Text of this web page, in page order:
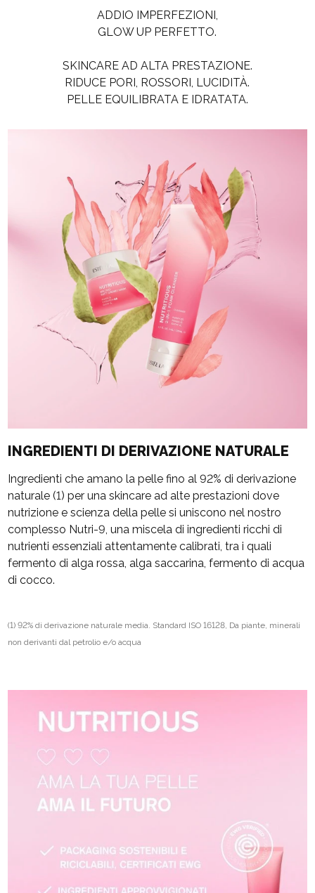
ADDIO IMPERFEZIONI,
GLOW UP PERFETTO.
SKINCARE AD ALTA PRESTAZIONE.
RIDUCE PORI, ROSSORI, LUCIDITÀ.
PELLE EQUILIBRATA E IDRATATA.
INGREDIENTI DI DERIVAZIONE NATURALE
Ingredienti che amano la pelle fino al 92% di derivazione
naturale (1) per una skincare ad alte prestazioni dove
nutrizione e scienza della pelle si uniscono nel nostro
complesso Nutri-9, una miscela di ingredienti ricchi di
nutrienti essenziali attentamente calibrati, tra i quali
fermento di alga rossa, alga saccarina, fermento di acqua
di cocco.
(1) 92% di derivazione naturale media. Standard ISO 16128, Da piante, minerali
non derivanti dal petrolio e/o acqua